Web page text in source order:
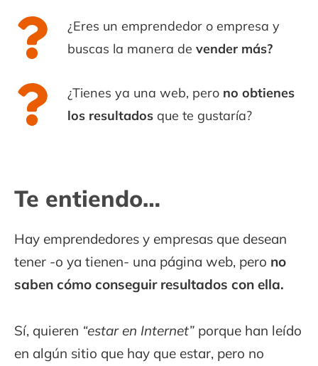
¿Eres un emprendedor o empresa y
buscas la manera de vender más?
¿Tienes ya una web, pero no obtienes
los resultados que te gustaría?
Te entiendo…
Hay emprendedores y empresas que desean
tener -o ya tienen- una página web, pero no
saben cómo conseguir resultados con ella.
Sí, quieren “estar en Internet” porque han leído
en algún sitio que hay que estar, pero no